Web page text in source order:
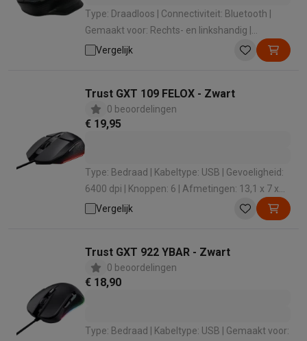
Type: Draadloos | Connectiviteit: Bluetooth |
Gemaakt voor: Rechts- en linkshandig |
Technologie: Optisch | Gevoeligheid: 4000 dpi
Vergelijk
Trust GXT 109 FELOX - Zwart
0 beoordelingen
€ 19,95
Type: Bedraad | Kabeltype: USB | Gevoeligheid:
6400 dpi | Knoppen: 6 | Afmetingen: 13,1 x 7 x
4,2 cm
Vergelijk
Trust GXT 922 YBAR - Zwart
0 beoordelingen
€ 18,90
Type: Bedraad | Kabeltype: USB | Gemaakt voor: